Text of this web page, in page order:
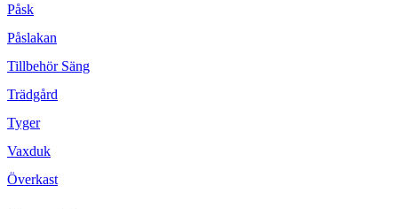
Påsk
Påslakan
Tillbehör Säng
Trädgård
Tyger
Vaxduk
Överkast